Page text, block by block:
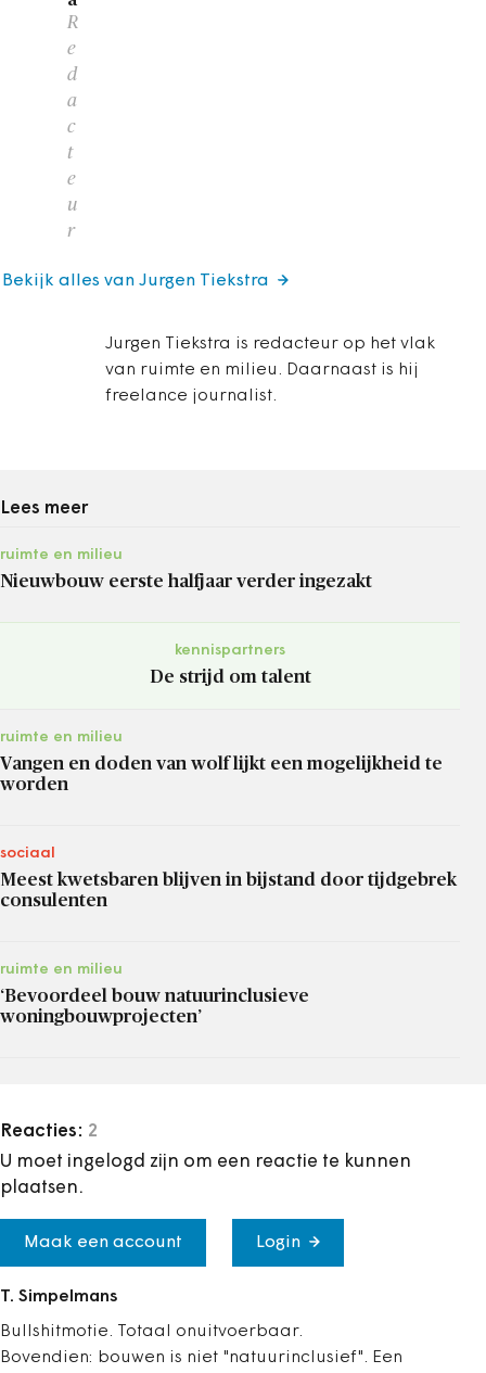
R
e
d
a
c
t
e
u
r
Jurgen Tiekstra is redacteur op het vlak
van ruimte en milieu. Daarnaast is hij
freelance journalist.
Bekijk alles van Jurgen Tiekstra
Lees meer
ruimte en milieu
Nieuwbouw eerste halfjaar verder ingezakt
kennispartners
De strijd om talent
ruimte en milieu
Vangen en doden van wolf lijkt een mogelijkheid te
worden
sociaal
Meest kwetsbaren blijven in bijstand door tijdgebrek
consulenten
ruimte en milieu
‘Bevoordeel bouw natuurinclusieve
woningbouwprojecten’
Reacties: 2
U moet ingelogd zijn om een reactie te kunnen
plaatsen.
Maak een account Login
T. Simpelmans
Bullshitmotie. Totaal onuitvoerbaar.
Bovendien: bouwen is niet "natuurinclusief". Een